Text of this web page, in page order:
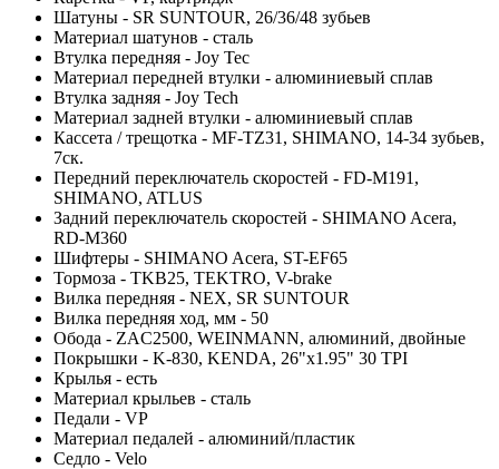
Шатуны - SR SUNTOUR, 26/36/48 зубьев
Материал шатунов - сталь
Втулка передняя - Joy Tec
Материал передней втулки - алюминиевый сплав
Втулка задняя - Joy Tech
Материал задней втулки - алюминиевый сплав
Кассета / трещотка - MF-TZ31, SHIMANO, 14-34 зубьев,
7ск.
Передний переключатель скоростей - FD-M191,
SHIMANO, ATLUS
Задний переключатель скоростей - SHIMANO Acera,
RD-M360
Шифтеры - SHIMANO Acera, ST-EF65
Тормоза - TKB25, TEKTRO, V-brake
Вилка передняя - NEX, SR SUNTOUR
Вилка передняя ход, мм - 50
Обода - ZAC2500, WEINMANN, алюминий, двойные
Покрышки - K-830, KENDA, 26"x1.95" 30 TPI
Крылья - есть
Материал крыльев - сталь
Педали - VP
Материал педалей - алюминий/пластик
Седло - Velo